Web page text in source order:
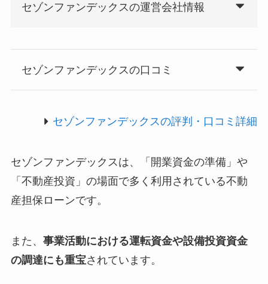
セゾンファンデックスの運営会社情報
セゾンファンデックスの口コミ
セゾンファンデックスの評判・口コミ詳細
セゾンファンデックスは、「開業資金の準備」や
「不動産投資」の場面で多く利用されている不動
産担保ローンです。
また、 事業活動における運転資金や設備投資資金
の調達にも重宝されています。